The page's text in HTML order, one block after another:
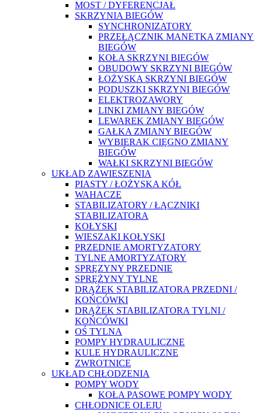
MOST / DYFERENCJAŁ
SKRZYNIA BIEGÓW
SYNCHRONIZATORY
PRZEŁĄCZNIK MANETKA ZMIANY
BIEGÓW
KOŁA SKRZYNI BIEGÓW
OBUDOWY SKRZYNI BIEGÓW
ŁOŻYSKA SKRZYNI BIEGÓW
PODUSZKI SKRZYNI BIEGÓW
ELEKTROZAWORY
LINKI ZMIANY BIEGÓW
LEWAREK ZMIANY BIEGÓW
GAŁKA ZMIANY BIEGÓW
WYBIERAK CIĘGNO ZMIANY
BIEGÓW
WAŁKI SKRZYNI BIEGÓW
UKŁAD ZAWIESZENIA
PIASTY / ŁOŻYSKA KÓŁ
WAHACZE
STABILIZATORY / ŁĄCZNIKI
STABILIZATORA
KOŁYSKI
WIESZAKI KOŁYSKI
PRZEDNIE AMORTYZATORY
TYLNE AMORTYZATORY
SPRĘZYNY PRZEDNIE
SPRĘŻYNY TYLNE
DRĄŻEK STABILIZATORA PRZEDNI /
KOŃCÓWKI
DRĄŻEK STABILIZATORA TYLNI /
KOŃCÓWKI
OŚ TYLNA
POMPY HYDRAULICZNE
KULE HYDRAULICZNE
ZWROTNICE
UKŁAD CHŁODZENIA
POMPY WODY
KOŁA PASOWE POMPY WODY
CHŁODNICE OLEJU